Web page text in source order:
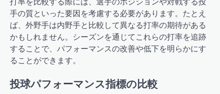
手の質といった要因を考慮する必要があります。たとえ
ば、外野手は内野手と比較して異なる打率の期待がある
かもしれません。シーズンを通じてこれらの打率を追跡
することで、パフォーマンスの改善や低下を明らかにす
ることができます。
投球パフォーマンス指標の比較